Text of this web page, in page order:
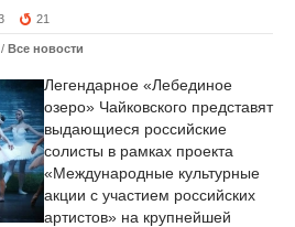
21
/ Все новости
Легендарное «Лебединое
озеро» Чайковского представят
выдающиеся российские
солисты в рамках проекта
«Международные культурные
акции с участием российских
артистов» на крупнейшей